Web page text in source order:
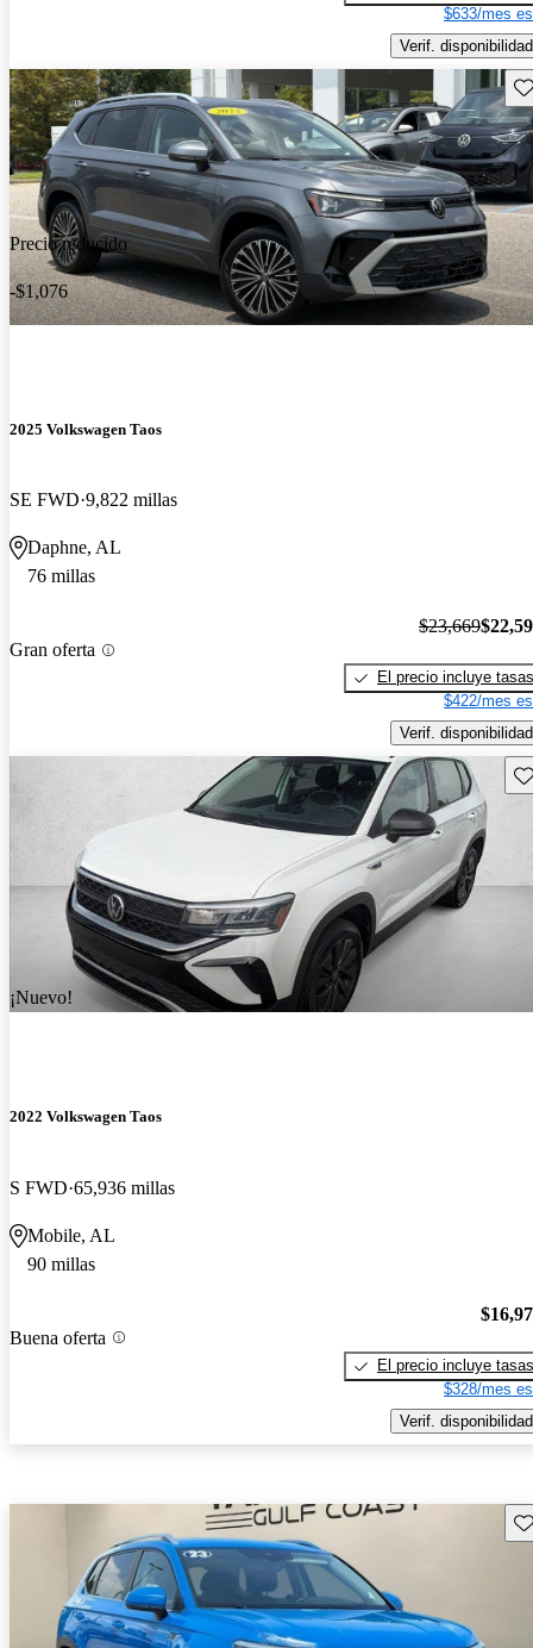
$633/mes
Verif. disponibilidad
Precio reducido
-$1,076
2025 Volkswagen Taos
SE FWD 9,822 millas
Daphne, AL
76 millas
Gran oferta
$23,669
El precio incluye tasas
$422/mes
Verif. disponibilidad
¡Nuevo!
2022 Volkswagen Taos
S FWD 65,936 millas
Mobile, AL
90 millas
Buena oferta
El precio incluye tasas
$328/mes
Verif. disponibilidad